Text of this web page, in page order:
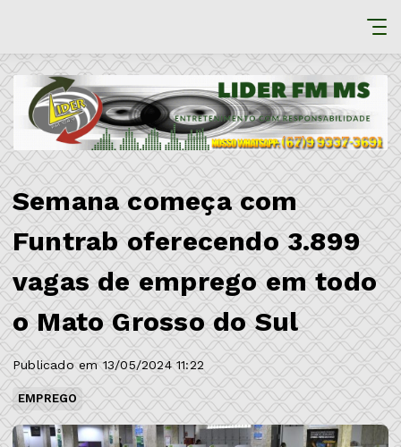
Semana começa com
Funtrab oferecendo 3.899
vagas de emprego em todo
o Mato Grosso do Sul
Publicado em 13/05/2024 11:22
EMPREGO